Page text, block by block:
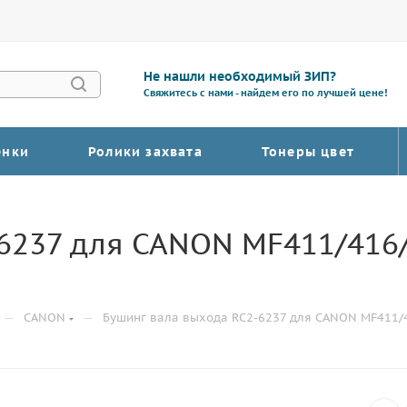
Не нашли необходимый ЗИП?
Свяжитесь с нами - найдем его по лучшей цене!
Ролики захвата Тонеры цвет
для CANON MF411/
— CANON — Бушинг вала выхода RC2-6237 для CANON